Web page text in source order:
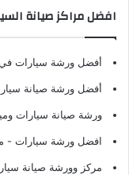
افضل مراكز صيانة
أفضل ورشة سيارات
أفضل ورشة صيانة
ورشة صيانة سيارات
افضل ورشة سيارات -
مركز وورشة صيانة